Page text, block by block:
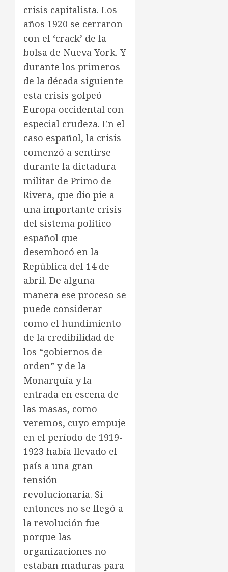
crisis capitalista. Los
años 1920 se cerraron
con el ‘crack’ de la
bolsa de Nueva York. Y
durante los primeros
de la década siguiente
esta crisis golpeó
Europa occidental con
especial crudeza. En el
caso español, la crisis
comenzó a sentirse
durante la dictadura
militar de Primo de
Rivera, que dio pie a
una importante crisis
del sistema político
español que
desembocó en la
República del 14 de
abril. De alguna
manera ese proceso se
puede considerar
como el hundimiento
de la credibilidad de
los “gobiernos de
orden” y de la
Monarquía y la
entrada en escena de
las masas, como
veremos, cuyo empuje
en el período de 1919-
1923 había llevado el
país a una gran
tensión
revolucionaria. Si
entonces no se llegó a
la revolución fue
porque las
organizaciones no
estaban maduras para